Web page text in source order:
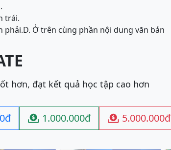
trái.
phải.D. Ở trên cùng phần nội dung văn bản
hơn, đạt kết quả học tập cao hơn
 1.000.000đ  5.000.000đ